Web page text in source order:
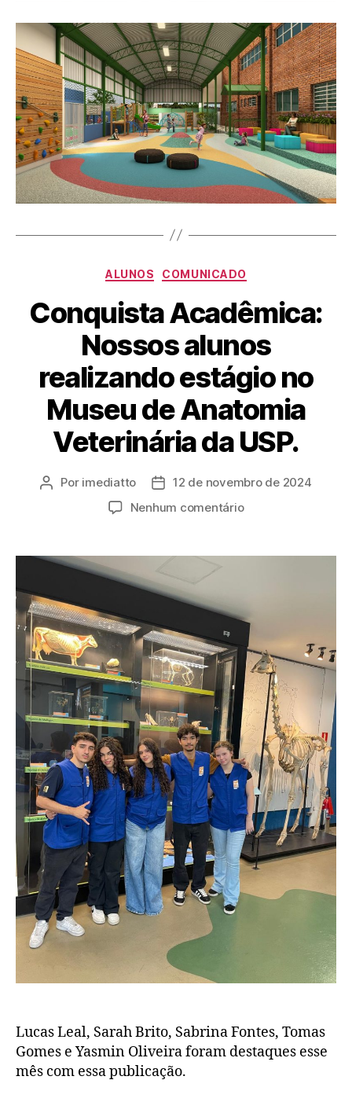
ALUNOS COMUNICADO
Conquista Acadêmica:
Nossos alunos
realizando estágio no
Museu de Anatomia
Veterinária da USP.
Por imediatto
12 de novembro de 2024
Nenhum comentário
Lucas Leal, Sarah Brito, Sabrina Fontes, Tomas
Gomes e Yasmin Oliveira foram destaques esse
mês com essa publicação.